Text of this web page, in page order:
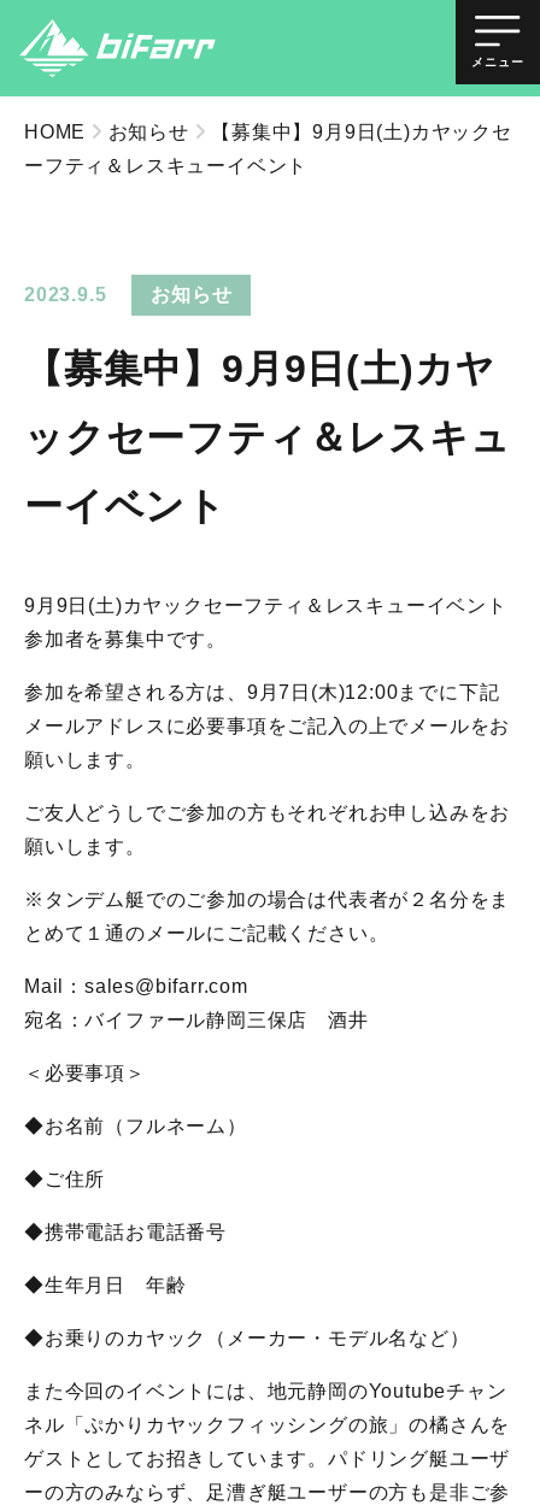
メニュー
HOME お知らせ
【募集中】9月9日(土)カヤックセ
ーフティ＆レスキューイベント
2023.9.5 お知らせ
【募集中】9月9日(土)カヤ
ックセーフティ＆レスキュ
ーイベント
9月9日(土)カヤックセーフティ＆レスキューイベント
参加者を募集中です。
参加を希望される方は、9月7日(木)12:00までに下記
メールアドレスに必要事項をご記入の上でメールをお
願いします。
ご友人どうしでご参加の方もそれぞれお申し込みをお
願いします。
※タンデム艇でのご参加の場合は代表者が２名分をま
とめて１通のメールにご記載ください。
Mail：sales@bifarr.com
宛名：バイファール静岡三保店 酒井
＜必要事項＞
◆お名前（フルネーム）
◆ご住所
◆携帯電話お電話番号
◆生年月日 年齢
◆お乗りのカヤック（メーカー・モデル名など）
また今回のイベントには、地元静岡のYoutubeチャン
ネル「ぷかりカヤックフィッシングの旅」の橘さんを
ゲストとしてお招きしています。パドリング艇ユーザ
ーの方のみならず、足漕ぎ艇ユーザーの方も是非ご参